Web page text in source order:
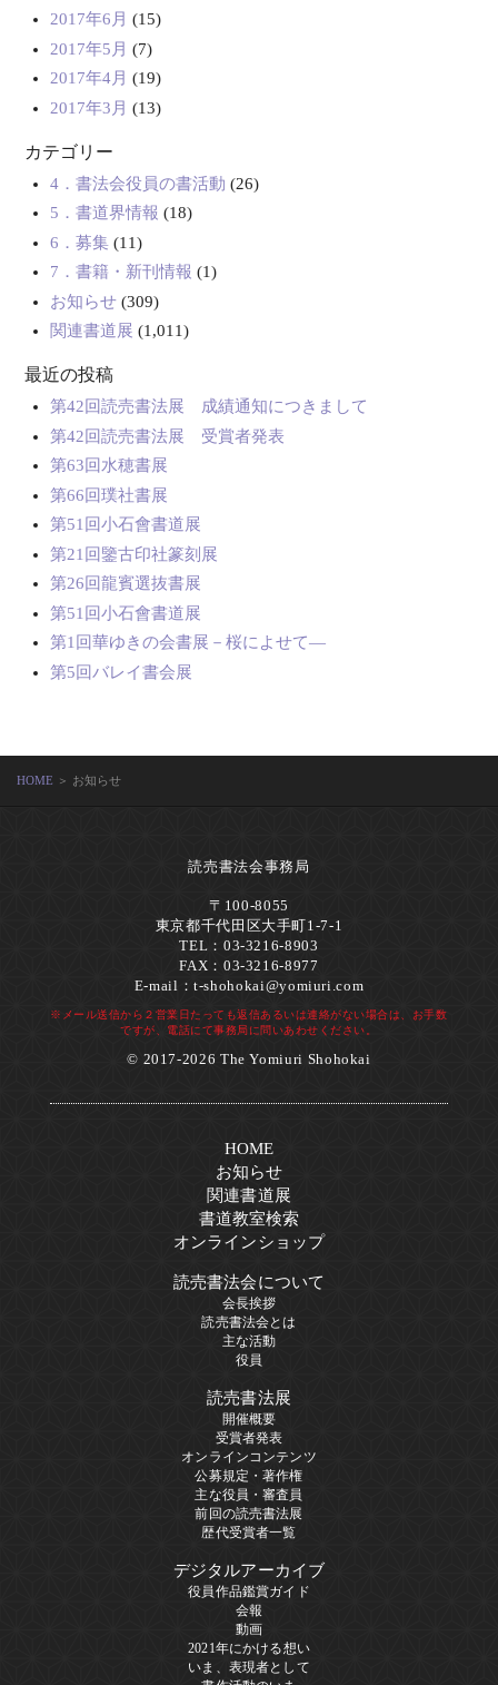
2017年6月 (15)
2017年5月 (7)
2017年4月 (19)
2017年3月 (13)
カテゴリー
4．書法会役員の書活動 (26)
5．書道界情報 (18)
6．募集(11)
7．書籍・新刊情報 (1)
お知らせ(309)
関連書道展 (1,011)
最近の投稿
第42回読売書法展 成績通知につきまして
第42回読売書法展 受賞者発表
第63回水穂書展
第66回璞社書展
第51回小石會書道展
第21回鑒古印社篆刻展
第26回龍賓選抜書展
第51回小石會書道展
第1回華ゆきの会書展－桜によせて―
第5回バレイ書会展
HOME ＞ お知らせ
読売書法会事務局
〒100-8055
東京都千代田区大手町1-7-1
TEL：03-3216-8903
FAX：03-3216-8977
E-mail：t-shohokai@yomiuri.com
※メール送信から２営業日たっても返信あるいは連絡がない場合は、お手数
ですが、電話にて事務局に問いあわせください。
© 2017-2026 The Yomiuri Shohokai
HOME
お知らせ
関連書道展
書道教室検索
オンラインショップ
読売書法会について
会長挨拶
読売書法会とは
主な活動
役員
読売書法展
開催概要
受賞者発表
オンラインコンテンツ
公募規定・著作権
主な役員・審査員
前回の読売書法展
歴代受賞者一覧
デジタルアーカイブ
役員作品鑑賞ガイド
会報
動画
2021年にかける想い
いま、表現者として